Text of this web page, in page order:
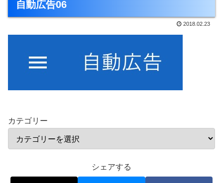
自動広告06
2018.02.23
カテゴリー
シェアする